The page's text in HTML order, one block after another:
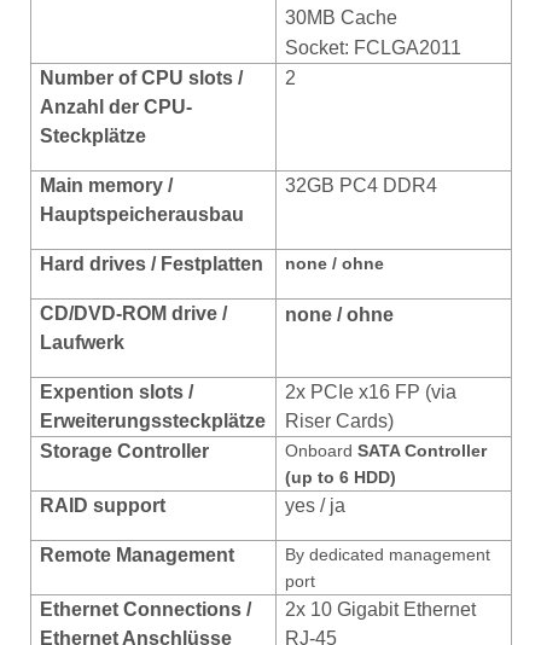
30MB Cache
Socket: FCLGA2011
Number of CPU slots /
Anzahl der CPU-
Steckplätze
2
Main memory /
Hauptspeicherausbau
32GB PC4 DDR4
Hard drives / Festplatten none / ohne
CD/DVD-ROM drive /
Laufwerk
none / ohne
Expention slots /
Erweiterungssteckplätze
2x PCIe x16 FP (via
Riser Cards)
Storage Controller
OnboardSATA Controller
(up to 6 HDD)
RAID support yes / ja
Remote Management
By dedicated management
port
EthernetConnections /
Ethernet Anschlüsse
2x 10 Gigabit Ethernet
RJ-45